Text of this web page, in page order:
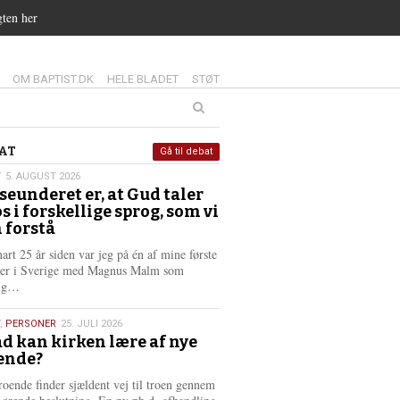
her
14.0:
OM BAPTIST.DK 15.0:
HELE BLADET 16.0:
STØT
5. AUGUST 2026
er, at Gud taler
i forskellige sprog, som vi
forstå
25 år siden var jeg på én af mine første
i Sverige med Magnus Malm som
s
m
e
r
e
, PERSONER 25. JULI 2026
kan kirken lære af nye
finder sjældent vej til troen gennem
Gå til debat